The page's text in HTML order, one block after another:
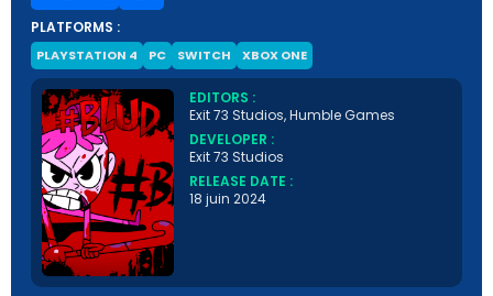
PLATFORMS :
PLAYSTATION 4 PC SWITCH XBOX ONE
EDITORS :
Exit 73 Studios, Humble Games
DEVELOPER :
Exit 73 Studios
RELEASE DATE :
18 juin 2024